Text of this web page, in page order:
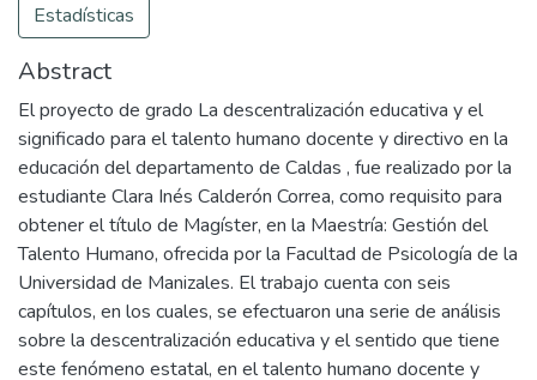
Estadísticas
Abstract
El proyecto de grado La descentralización educativa y el
significado para el talento humano docente y directivo en la
educación del departamento de Caldas , fue realizado por la
estudiante Clara Inés Calderón Correa, como requisito para
obtener el título de Magíster, en la Maestría: Gestión del
Talento Humano, ofrecida por la Facultad de Psicología de la
Universidad de Manizales. El trabajo cuenta con seis
capítulos, en los cuales, se efectuaron una serie de análisis
sobre la descentralización educativa y el sentido que tiene
este fenómeno estatal, en el talento humano docente y